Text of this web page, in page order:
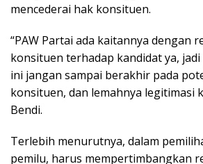
mencederai hak konsituen.
“PAW Partai ada kaitannya dengan
konsituen terhadap kandidat ya,
ini jangan sampai berakhir pada
konsituen, dan lemahnya legitimasi
Bendi.
Terlebih menurutnya, dalam
pemilu, harus mempertimbangkan